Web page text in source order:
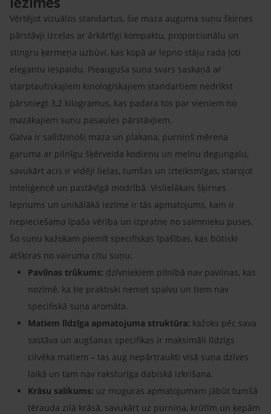
Vērtējot vizuālos standartus, šie maza auguma suņu šķirnes
pārstāvji izceļas ar ārkārtīgi kompaktu, proporcionālu un
stingru ķermeņa uzbūvi, kas kopā ar lepno stāju rada ļoti
elegantu iespaidu. Pieauguša suņa svars saskaņā ar
starptautiskajiem kinoloģiskajiem standartiem nedrīkst
pārsniegt 3,2 kilogramus, kas padara tos par vieniem no
mazākajiem suņu pasaules pārstāvjiem.
Galva ir salīdzinoši maza un plakana, purniņš mērena
garuma ar pilnīgu šķērveida kodienu un melnu degungalu,
savukārt acis ir vidēji lielas, tumšas un izteiksmīgas, starojot
inteliģencē un pastāvīgā modrībā. Vislielākais šķirnes
lepnums un unikālākā iezīme ir tās apmatojums, kam ir
nepieciešama īpaša vērība un izpratne no saimnieku puses.
Šo suņu kažokam piemīt specifiskas īpašības, kas būtiski
atšķiras no vairuma citu suņu:
Pavilnas trūkums: dzīvniekiem pilnībā nav pavilnas, kas
nozīmē, ka tie praktiski nemet spalvu un tiem nav
specifiskā suņa aromāta.
Matiem līdzīga apmatojuma struktūra: kažoks pēc sava
sastāva un augšanas specifikas ir maksimāli līdzīgs
cilvēka matiem – tas aug nepārtraukti visā suņa dzīves
laikā un tam nav raksturīga dabiskā izkrišana.
Krāsu salikums: uz muguras apmatojumam jābūt tumšā
tērauda zilā krāsā, savukārt uz purniņa, krūtīm un ķepām